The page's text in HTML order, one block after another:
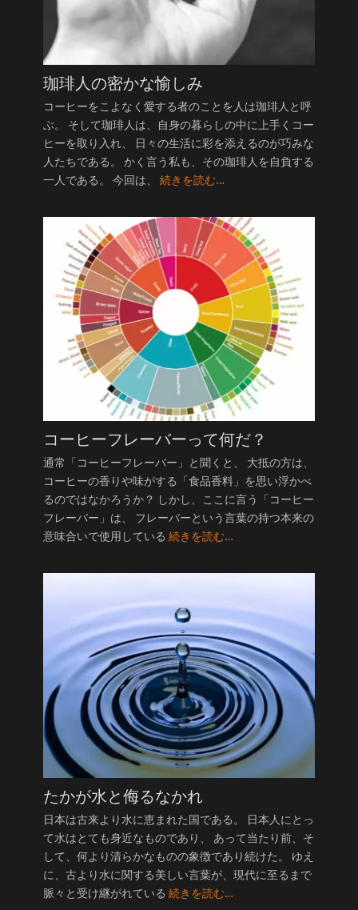
珈琲人の密かな愉しみ
コーヒーをこよなく愛する者のことを人は珈琲人と呼
ぶ。 そして珈琲人は、自身の暮らしの中に上手くコー
ヒーを取り入れ、 日々の生活に彩を添えるのが巧みな
人たちである。 かく言う私も、その珈琲人を自負する
一人である。 今回は、 続きを読む…
コーヒーフレーバーって何だ？
通常「コーヒーフレーバー」と聞くと、 大抵の方は、
コーヒーの香りや味がする「食品香料」を思い浮かべ
るのではなかろうか？ しかし、ここに言う「コーヒー
フレーバー」は、 フレーバーという言葉の持つ本来の
意味合いで使用している 続きを読む…
たかが水と侮るなかれ
日本は古来より水に恵まれた国である。 日本人にとっ
て水はとても身近なものであり、 あって当たり前、そ
して、何より清らかなものの象徴であり続けた。 ゆえ
に、古より水に関する美しい言葉が、現代に至るまで
脈々と受け継がれている 続きを読む…